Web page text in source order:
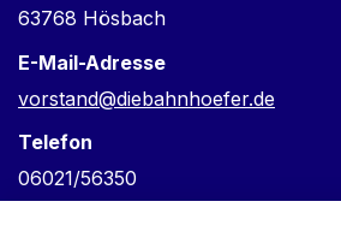
63768 Hösbach
E-Mail-Adresse
vorstand@diebahnhoefer.de
Telefon
06021/56350